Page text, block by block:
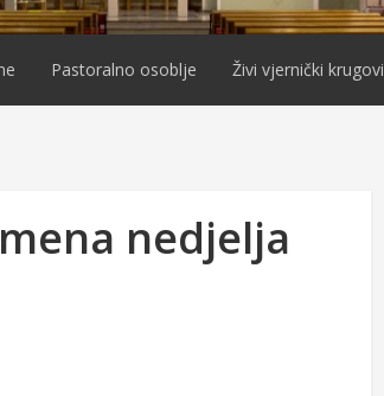
Pastoralno osoblje Živi vjernički krugovi
nedjelja